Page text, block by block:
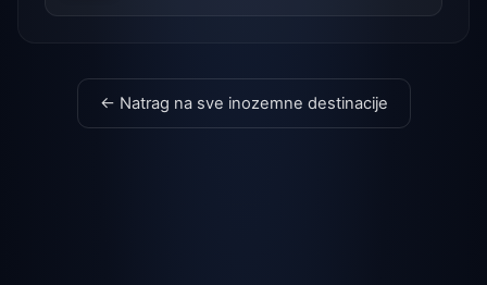
← Natrag na sve inozemne destinacije